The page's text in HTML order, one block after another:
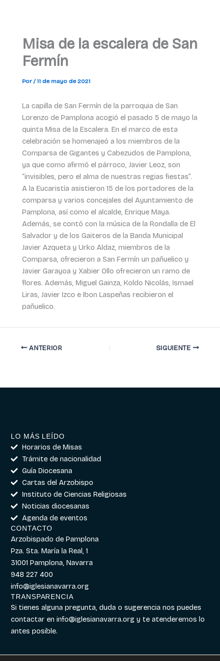
Misa de la escalera de San
Fermín
Por /11 de mayo de 2021
La capilla de San Fermín de la parroquia de San
Lorenzo de Pamplona acogió el pasado 5 de mayo la
quinta Misa de la Escalera. En el marco de esta
celebración se homenajeó a los miembros de la
Comparsa de Gigantes y Cabezudos de Pamplona,
ya que como afirmó el párroco, Javier Leoz, son
“invisibles, pero el alma de nuestras regias fiestas”.
A la Eucaristía asistieron 15 de los portadores de la
comparsa y varios concejales del Ayuntamiento de
Pamplona, así como el alcalde, Enrique Maya.
Además, se contó con la música de la Rondalla de El
Salvador y de los Gaiteros de la Banda Municipal
Javier Azqueta y Urko Aldaz, miembros de la
Comparsa, ofrecieron a San Fermín un pañuelico y
Javier Garayoa y Xabier Ollo ofrecieron un ramo de
flores. Además, Miguel Gainza, Koldo Nicolás, Ismael
Liras, Javier Izco e Ibon Laspeñas recibieron el
pañuelico.
ANTERIOR SIGUIENTE
LO MÁS LEÍDO
Horarios de Misas
Trámite de nacionalidad
Guía Diocesana
Cartas del Arzobispo
Instituto de Ciencias Religiosas
Noticias diocesanas
Agenda de eventos
CONTACTO
Arzobispado de Pamplona
Pza. Sta. María la Real, 1
31001 Pamplona, Navarra
948 227 400
info@iglesianavarra.org
TRANSPARENCIA
Si tienes alguna pregunta, duda o sugerencia nos puedes
contactar eninfo@iglesianavarra.org y te atenderemos lo
antes posible.